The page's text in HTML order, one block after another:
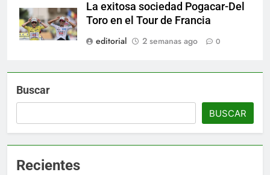
La exitosa sociedad Pogacar-Del
Toro en el Tour de Francia
editorial
2 semanas ago 0
Buscar
BUSCAR
Recientes